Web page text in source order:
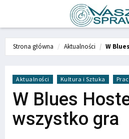
Strona główna Aktualności W
Aktualności Kultura i Sztuka
W Blues
wszystko gra